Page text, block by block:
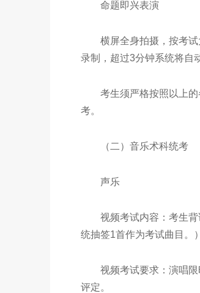
命题即兴表演
横屏全身拍摄，按考试
录制，超过3分钟系统将自
考生须严格按照以上的
考。
（二） 音乐术科统考
声乐
视频考试内容：考生背
统抽签1首作为考试曲目。）
视频考试要求：演唱限
评定。